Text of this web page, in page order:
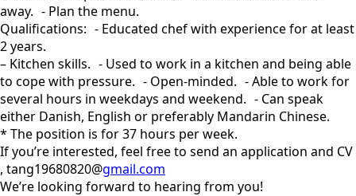
away. - Plan the menu.
Qualifications: - Educated chef with experience for at least
2 years.
– Kitchen skills. - Used to work in a kitchen and being able
to cope with pressure. - Open-minded. - Able to work for
several hours in weekdays and weekend. - Can speak
either Danish, English or preferably Mandarin Chinese.
* The position is for 37 hours per week.
If you’re interested, feel free to send an application and CV
, tang19680820@gmail.com
We’re looking forward to hearing from you!